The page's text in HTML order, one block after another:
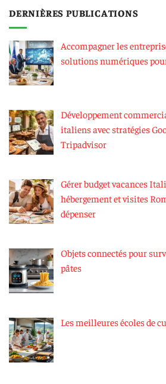
DERNIÈRES PUBLICATIONS
Accompagner les
solutions numériques
Développement
italiens avec stratégies
Tripadvisor
Gérer budget vacances
hébergement et visites
dépenser
Objets connectés pour
pâtes
Les meilleures écoles de